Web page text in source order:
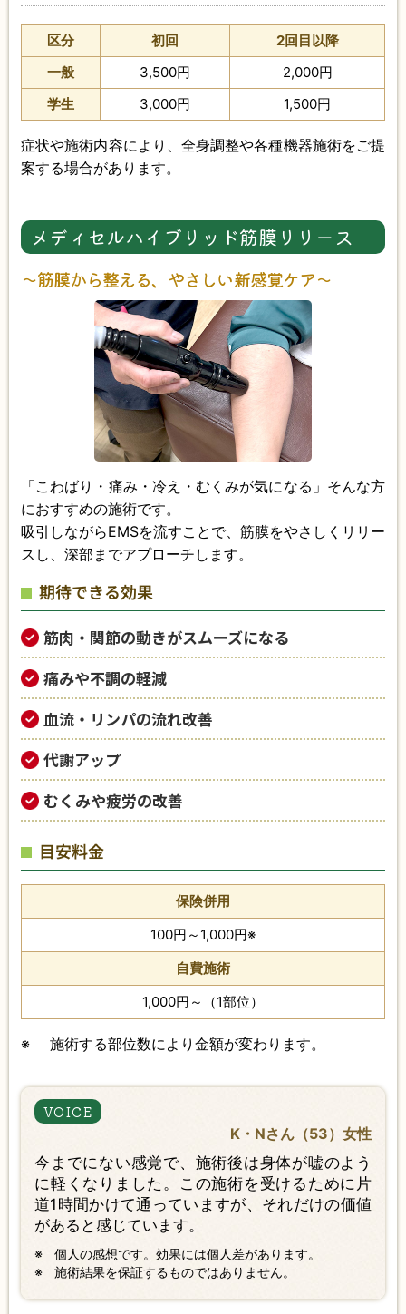
区分 初回
2回目以降
一般
3,500円
2,000円
学生
3,000円 1,500円
症状や施術内容により、全身調整や各種機器施術をご提
案する場合があります。
メディセルハイブリッド筋膜リリース
〜筋膜から整える、やさしい新感覚ケア〜
「こわばり・痛み・冷え・むくみが気になる」そんな方
におすすめの施術です。
吸引しながらEMSを流すことで、筋膜をやさしくリリー
スし、深部までアプローチします。
期待できる効果
筋肉・関節の動きがスムーズになる
痛みや不調の軽減
血流・リンパの流れ改善
代謝アップ
むくみや疲労の改善
目安料金
保険併用
100円～1,000円※
自費施術
1,000円～（1部位）
※ 施術する部位数により金額が変わります。
K・Nさん（53）女性
今までにない感覚で、施術後は身体が嘘のよう
に軽くなりました。この施術を受けるために片
道1時間かけて通っていますが、それだけの価値
があると感じています。
個人の感想です。効果には個人差があります。
施術結果を保証するものではありません。